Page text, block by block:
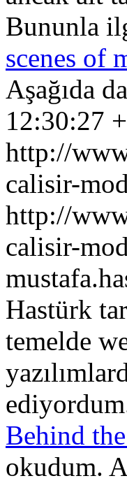
Bununla
scenes of
Aşağıda
12:30:27
http://
calisir-
http://
calisir-
Hastürk
temelde
Behind
okudum.